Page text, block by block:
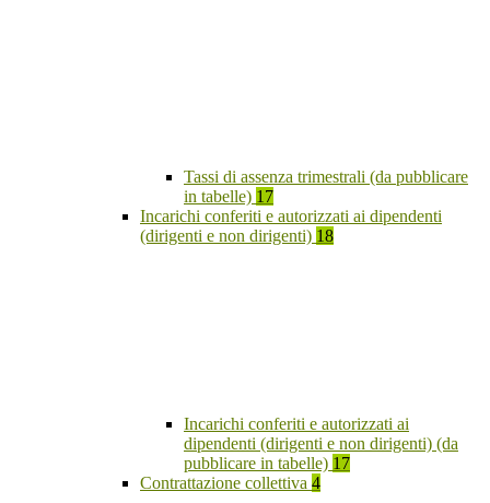
Tassi di assenza trimestrali (da pubblicare
in tabelle) 17
Incarichi conferiti e autorizzati ai dipendenti
(dirigenti e non dirigenti) 18
Incarichi conferiti e autorizzati ai
dipendenti (dirigenti e non dirigenti) (da
pubblicare in tabelle) 17
Contrattazione collettiva 4